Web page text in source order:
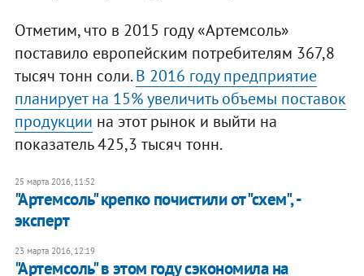
Отметим, что в 2015 году «Артемсоль»
поставило европейским потребителям 367,8
тысяч тонн соли.В 2016 году предприятие
планирует на 15% увеличить объемы поставок
продукции на этот рынок и выйти на
показатель 425,3 тысяч тонн.
25 марта 2016, 11:52
"Артемсоль" крепко почистили от "схем", -
эксперт
23 марта 2016, 12:19
"Артемсоль" в этом году сэкономила на